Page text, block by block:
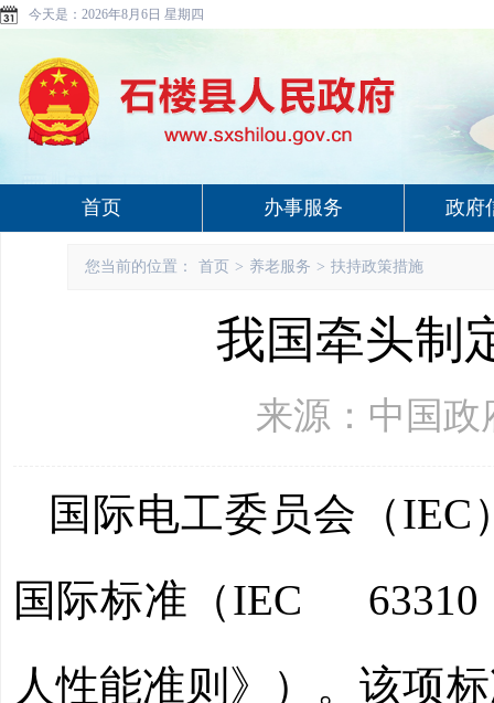
今天是： 2026年8月6日 星期四
首页 办事服务 政府
您当前的位置： 首页 > 养老服务 > 扶持政策措施
我国牵头制
来源：中国政
国际电工委员会（
国际标准（IEC 63310
人性能准则》）。该项